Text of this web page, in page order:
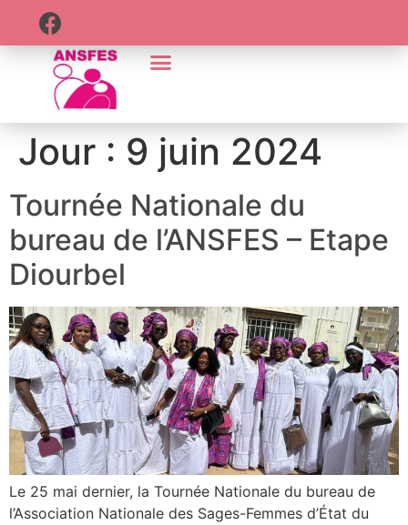
Jour : 9 juin 2024
Tournée Nationale du
bureau de l’ANSFES – Etape
Diourbel
Le 25 mai dernier, la Tournée Nationale du bureau de
l’Association Nationale des Sages-Femmes d’État du